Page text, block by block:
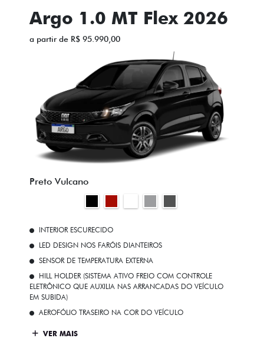
Argo 1.0 MT Flex 2026
a partir de R$ 95.990,00
Preto Vulcano
INTERIOR ESCURECIDO
LED DESIGN NOS FARÓIS DIANTEIROS
SENSOR DE TEMPERATURA EXTERNA
HILL HOLDER (SISTEMA ATIVO FREIO COM CONTROLE
ELETRÔNICO QUE AUXILIA NAS ARRANCADAS DO VEÍCULO
EM SUBIDA)
AEROFÓLIO TRASEIRO NA COR DO VEÍCULO
VER MAIS